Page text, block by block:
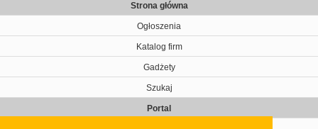
Strona główna
Ogłoszenia
Katalog firm
Gadżety
Szukaj
Portal